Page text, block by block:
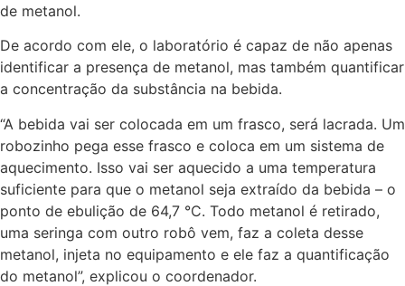
de metanol.
De acordo com ele, o laboratório é capaz de não apenas
identificar a presença de metanol, mas também quantificar
a concentração da substância na bebida.
“A bebida vai ser colocada em um frasco, será lacrada. Um
robozinho pega esse frasco e coloca em um sistema de
aquecimento. Isso vai ser aquecido a uma temperatura
suficiente para que o metanol seja extraído da bebida – o
ponto de ebulição de 64,7 °C. Todo metanol é retirado,
uma seringa com outro robô vem, faz a coleta desse
metanol, injeta no equipamento e ele faz a quantificação
do metanol”, explicou o coordenador.